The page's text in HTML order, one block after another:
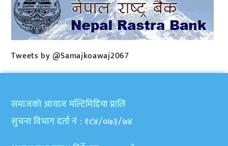
Tweets by @Samajkoawaj2067
समाजकाे आवाज मल्टिमिडिया प्रालि
सुचना विभाग दर्ता नं : १८४/०७३/७४